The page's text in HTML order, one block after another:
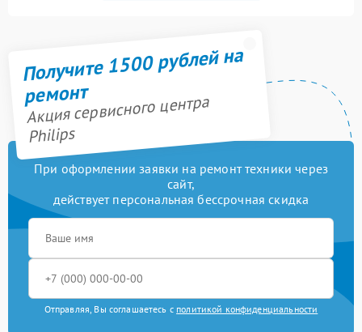
Получите 1500 рублей на
ремонт
Акция сервисного центра
Philips
При оформлении заявки на ремонт техники через
сайт,
действует персональная бессрочная скидка
Отправляя, Вы соглашаетесь с политикой конфиденциальности